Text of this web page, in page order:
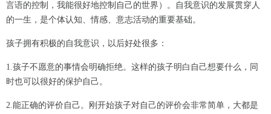
言语的控制，我能很好地控制自己的世界）。自我意识的发展贯穿人
的一生，是个体认知、情感、意志活动的重要基础。
孩子拥有积极的自我意识，以后好处很多：
1.孩子不愿意的事情会明确拒绝。这样的孩子明白自己想要什么，同
时也可以很好的保护自己。
2.能正确的评价自己。刚开始孩子对自己的评价会非常简单，大都是